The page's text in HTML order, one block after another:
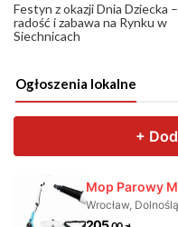
Festyn z okazji Dnia Dziecka –
radość i zabawa na Rynku w
Siechnicach
Ogłoszenia lokalne